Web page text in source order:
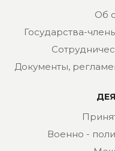
Об
Государства-
Документы,
Военно -